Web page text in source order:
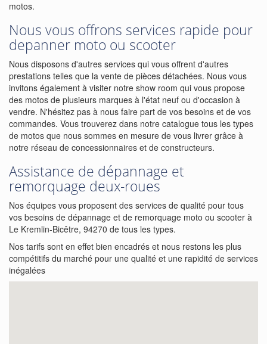
motos.
Nous vous offrons services rapide pour
depanner moto ou scooter
Nous disposons d'autres services qui vous offrent d'autres
prestations telles que la vente de pièces détachées. Nous vous
invitons également à visiter notre show room qui vous propose
des motos de plusieurs marques à l'état neuf ou d'occasion à
vendre. N'hésitez pas à nous faire part de vos besoins et de vos
commandes. Vous trouverez dans notre catalogue tous les types
de motos que nous sommes en mesure de vous livrer grâce à
notre réseau de concessionnaires et de constructeurs.
Assistance de dépannage et
remorquage deux-roues
Nos équipes vous proposent des services de qualité pour tous
vos besoins de dépannage et de remorquage moto ou scooter à
Le Kremlin-Bicêtre, 94270 de tous les types.
Nos tarifs sont en effet bien encadrés et nous restons les plus
compétitifs du marché pour une qualité et une rapidité de services
inégalées